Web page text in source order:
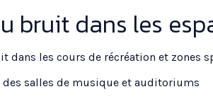
bruit dans les
dans les cours de récréation et zones
salles de musique et auditoriums